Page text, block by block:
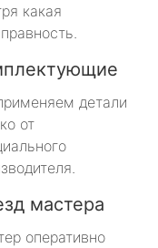
какая
детали
от
мастера
оперативно